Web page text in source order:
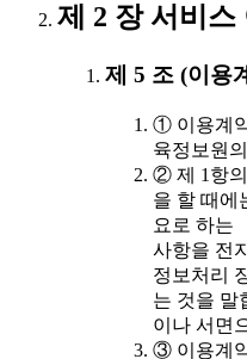
제 2 장 서비스
제 5 조 (이용
① 이용계
육정보원
② 제 1항
을 할 때에
요로 하는
사항을 전
정보처리
는 것을 말
이나 서면
③ 이용계